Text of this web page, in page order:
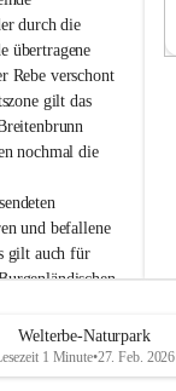
durch die
übertragene
Rebe verschont
gilt das
nochmal die
und befallene
gilt auch für
gepflegte oder
zu roden! Bitte
unsere Winzer
Ernteausfällen
e
u
e
d
Welterbe-Naturpark
1 Minute•27. Feb. 2026